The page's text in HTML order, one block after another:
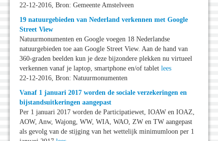
22-12-2016, Bron: Gemeente Amstelveen
19 natuurgebieden van Nederland verkennen met Google
Street View
Natuurmonumenten en Google voegen 18 Nederlandse
natuurgebieden toe aan Google Street View. Aan de hand van
360-graden beelden kun je deze bijzondere plekken nu virtueel
verkennen vanaf je laptop, smartphone en/of tablet lees
22-12-2016, Bron: Natuurmonumenten
Vanaf 1 januari 2017 worden de sociale verzekeringen en
bijstandsuitkeringen aangepast
Per 1 januari 2017 worden de Participatiewet, IOAW en IOAZ,
AOW, Anw, Wajong, WW, WIA, WAO, ZW en TW aangepast
als gevolg van de stijging van het wettelijk minimumloon per 1